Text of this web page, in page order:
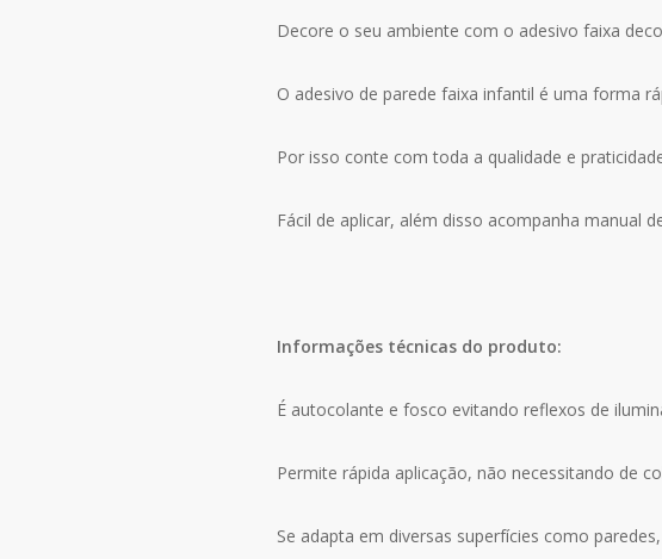
M13
Decore o seu ambiente com o adesivo faixa
O adesivo de parede faixa infantil é uma forma
Por isso conte com toda a qualidade e
Fácil de aplicar, além disso acompanha manual
Informações técnicas do produto:
É autocolante e fosco evitando reflexos de
Permite rápida aplicação, não necessitando de
Se adapta em diversas superfícies como